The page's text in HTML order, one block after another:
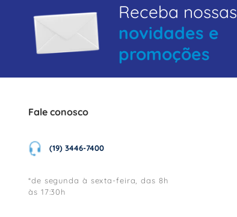
Receba nossas
novidades e
promoções
Fale conosco
(19) 3446-7400
*de segunda à sexta-feira, das 8h
às 17:30h